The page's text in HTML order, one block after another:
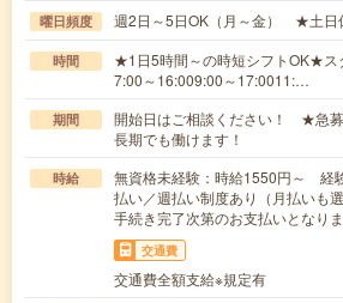
曜日頻度 週2日～5日OK（月～金） ★土日
時間
★1日5時間～の時短シフトOK★ス
7:00～16:009:00～17:0011:…
期間
開始日はご相談ください！ ★急
長期でも働けます！
時給
無資格未経験：時給1550円～ 経
払い／週払い制度あり（月払いも
手続き完了次第のお支払いとなりま
交通費
交通費全額支給※規定有